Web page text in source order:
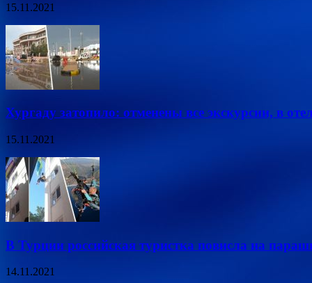
15.11.2021
Хургаду затопило: отменены все экскурсии, в
15.11.2021
В Турции российская туристка повисла на
14.11.2021